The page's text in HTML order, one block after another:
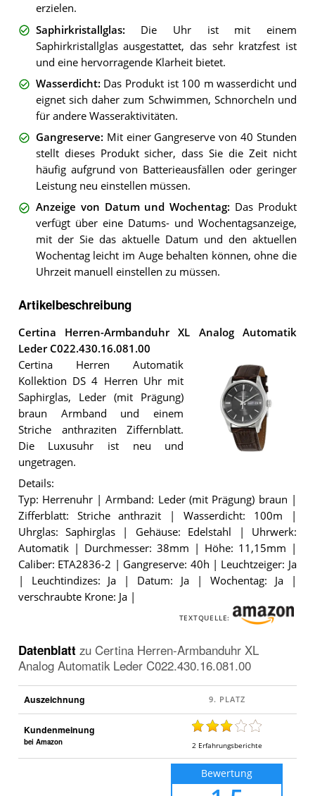
erzielen.
Saphirkristallglas: Die Uhr ist mit einem
Saphirkristallglas ausgestattet, das sehr kratzfest ist
und eine hervorragende Klarheit bietet.
Wasserdicht: Das Produkt ist 100 m wasserdicht und
eignet sich daher zum Schwimmen, Schnorcheln und
für andere Wasseraktivitäten.
Gangreserve: Mit einer Gangreserve von 40 Stunden
stellt dieses Produkt sicher, dass Sie die Zeit nicht
häufig aufgrund von Batterieausfällen oder geringer
Leistung neu einstellen müssen.
Anzeige von Datum und Wochentag: Das Produkt
verfügt über eine Datums- und Wochentagsanzeige,
mit der Sie das aktuelle Datum und den aktuellen
Wochentag leicht im Auge behalten können, ohne die
Uhrzeit manuell einstellen zu müssen.
Artikelbeschreibung
Certina Herren-Armbanduhr XL Analog Automatik
Leder C022.430.16.081.00
Armbanduhr
XL
Analog
Automatik
Leder
C022.430.16.081.00
Certina Herren Automatik
Kollektion DS 4 Herren Uhr mit
Saphirglas, Leder (mit Prägung)
braun Armband und einem
Striche anthraziten Ziffernblatt.
Die Luxusuhr ist neu und
ungetragen.
Details:
Typ: Herrenuhr | Armband: Leder (mit Prägung) braun |
Zifferblatt: Striche anthrazit | Wasserdicht: 100m |
Uhrglas: Saphirglas | Gehäuse: Edelstahl | Uhrwerk:
Automatik | Durchmesser: 38mm | Höhe: 11,15mm |
Caliber: ETA2836-2 | Gangreserve: 40h | Leuchtzeiger: Ja
| Leuchtindizes: Ja | Datum: Ja | Wochentag: Ja |
verschraubte Krone: Ja |
TEXTQUELLE:
Datenblatt zu Certina Herren-Armbanduhr XL
Analog Automatik Leder C022.430.16.081.00
Auszeichnung
Kundenmeinung
bei Amazon 2 Erfahrungsberichte
Bewertung